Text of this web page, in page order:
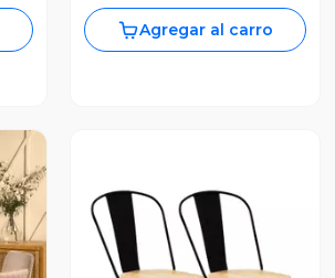
Agregar al carro